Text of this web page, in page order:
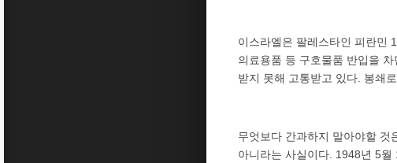
이스라엘은 팔레스타인 피란민
의료용품 등 구호물품 반입을
받지 못해 고통받고 있다. 봉쇄
무엇보다 간과하지 말아야할 것
아니라는 사실이다. 1948년 5